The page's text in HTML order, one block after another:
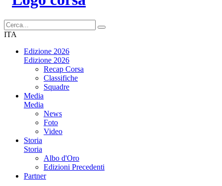
ITA
Edizione 2026
Edizione 2026
Recap Corsa
Classifiche
Squadre
Media
Media
News
Foto
Video
Storia
Storia
Albo d'Oro
Edizioni Precedenti
Partner